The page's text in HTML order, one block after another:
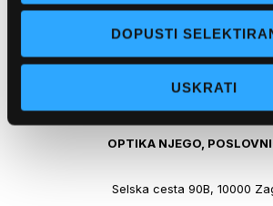
DOPUSTI
USKRATI
Pon - pet: 07 - 21h,
Sub: 07-21h
webshop@optikanjego.hr
OPTIKA NJEGO,
Selska cesta 90B, 10000